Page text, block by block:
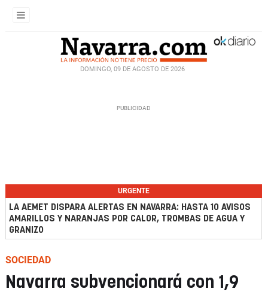
DOMINGO, 09 DE AGOSTO DE 2026
URGENTE
LA AEMET DISPARA ALERTAS EN NAVARRA: HASTA 10 AVISOS
AMARILLOS Y NARANJAS POR CALOR, TROMBAS DE AGUA Y
GRANIZO
SOCIEDAD
Navarra subvencionará con 1,9